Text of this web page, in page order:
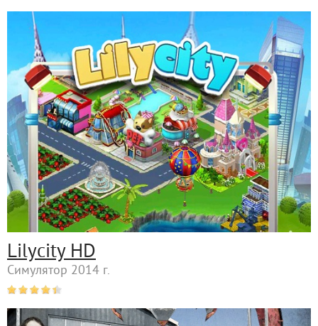
Lilycity HD
Симулятор 2014 г.